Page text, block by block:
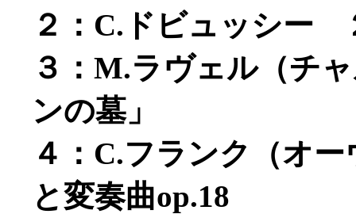
２：C.ドビュッシー
３：M.ラヴェル（チ
ンの墓」
４：C.フランク（オ
と変奏曲op.18